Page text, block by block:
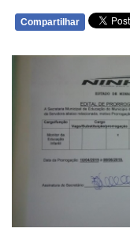
Compartilhar